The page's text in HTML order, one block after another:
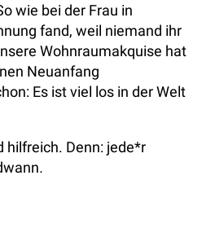
wie bei der Frau in
fand, weil niemand ihr
Wohnraumakquise hat
Neuanfang
Es ist viel los in der Welt
hilfreich. Denn: jede*r
.